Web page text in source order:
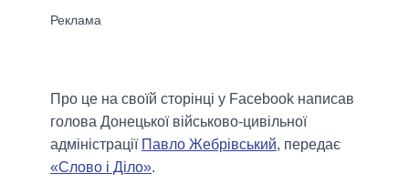
Про це на своїй сторінці у Facebook написав
голова Донецької військово-цивільної
адміністрації Павло Жебрівський, передає
«Слово і Діло».